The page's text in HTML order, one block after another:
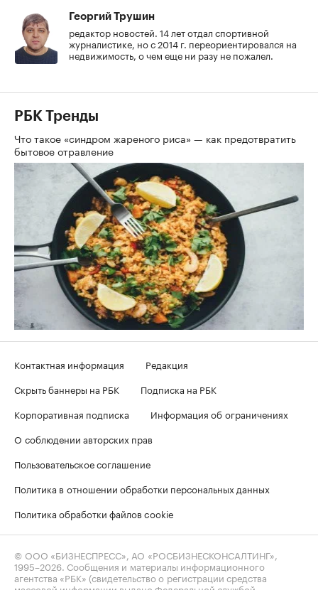
Георгий Трушин
редактор новостей. 14 лет отдал спортивной
журналистике, но с 2014 г. переориентировался на
недвижимость, о чем еще ни разу не пожалел.
РБК Тренды
Что такое «синдром жареного риса» — как предотвратить
бытовое отравление
Контактная информация
Редакция
Скрыть баннеры на РБК
Подписка на РБК
Корпоративная подписка
Информация об ограничениях
О соблюдении авторских прав
Пользовательское соглашение
Политика в отношении обработки персональных данных
Политика обработки файлов cookie
© ООО «БИЗНЕСПРЕСС», АО «РОСБИЗНЕСКОНСАЛТИНГ»,
1995–2026 . Сообщения и материалы информационного
агентства «РБК» (свидетельство о регистрации средства